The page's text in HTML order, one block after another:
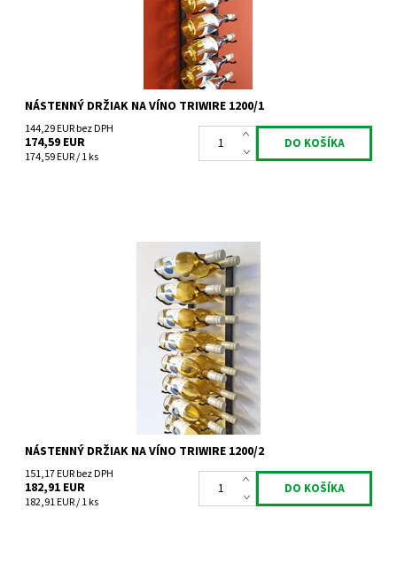
NÁSTENNÝ DRŽIAK NA VÍNO TRIWIRE 1200/1
144,29 EUR bez DPH
174,59 EUR
174,59 EUR / 1 ks
Nástenný kovový držiak na víno Triwire 1200/2
Do 4 týdnů
NÁSTENNÝ DRŽIAK NA VÍNO TRIWIRE 1200/2
151,17 EUR bez DPH
182,91 EUR
182,91 EUR / 1 ks